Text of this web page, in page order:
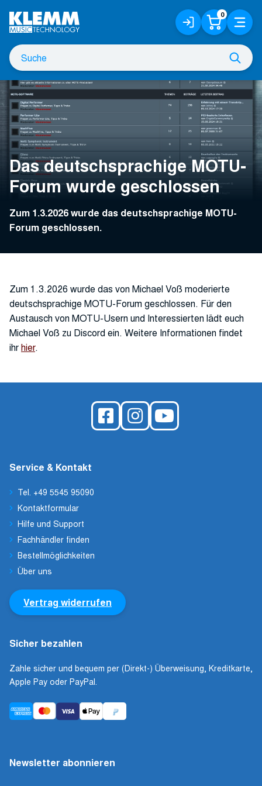
Hauptinhalt
Suche
nach
Anmelden
/
Registrieren
0 Menü
Das deutschsprachige MOTU-
Forum wurde geschlossen
Zum 1.3.2026 wurde das deutschsprachige MOTU-
Forum geschlossen.
Zum 1.3.2026 wurde das von Michael Voß moderierte
deutschsprachige MOTU-Forum geschlossen. Für den
Austausch von MOTU-Usern und Interessierten lädt euch
Michael Voß zu Discord ein. Weitere Informationen findet
ihrhier.
Service & Kontakt
Tel. +49 5545 95090
Kontaktformular
Hilfe und Support
Fachhändler finden
Bestellmöglichkeiten
Über uns
Vertrag widerrufen
Sicher bezahlen
Zahle sicher und bequem per (Direkt-) Überweisung, Kreditkarte,
Apple Pay oder PayPal.
Newsletter abonnieren